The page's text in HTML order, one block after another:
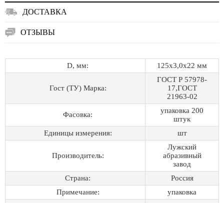
ДОСТАВКА
ОТЗЫВЫ
D, мм: 125х3,0х22 мм
Гост (ТУ) Марка:
ГОСТ Р 57978-
17,ГОСТ
21963-02
Фасовка:
упаковка 200
штук
Единицы измерения:
шт
Производитель:
Лужский
абразивный
завод
Страна:
Россия
Примечание:
упаковка